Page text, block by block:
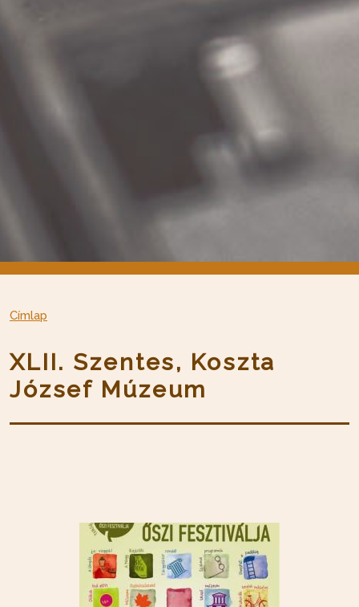
Címlap
XLII. Szentes, Koszta
József Múzeum